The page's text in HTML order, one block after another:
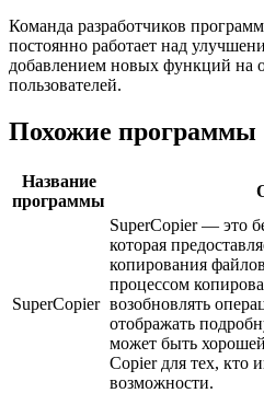
Команда разработчиков
постоянно работает над
добавлением новых функций на
пользователей.
Похожие программы
Название
программы
SuperCopier
SuperCopier — это
которая
копирования
процессом
возобновлять
отображать
может быть
Copier для тех, кто
возможности.